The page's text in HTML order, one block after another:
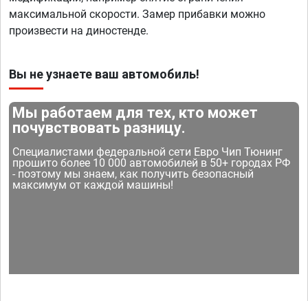
максимальной скорости. Замер прибавки можно
произвести на диностенде.
Вы не узнаете ваш автомобиль!
Мы работаем для тех, кто может
почувствовать разницу.
Специалистами федеральной сети Евро Чип Тюнинг
прошито более 10 000 автомобилей в 50+ городах РФ
- поэтому мы знаем, как получить безопасный
максимум от каждой машины!